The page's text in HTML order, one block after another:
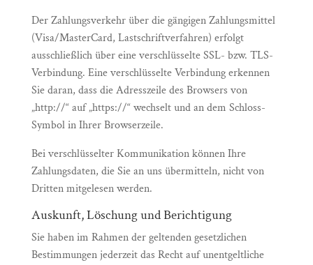
Der Zahlungsverkehr über die gängigen Zahlungsmittel
(Visa/MasterCard, Lastschriftverfahren) erfolgt
ausschließlich über eine verschlüsselte SSL- bzw. TLS-
Verbindung. Eine verschlüsselte Verbindung erkennen
Sie daran, dass die Adresszeile des Browsers von
„http://“ auf „https://“ wechselt und an dem Schloss-
Symbol in Ihrer Browserzeile.
Bei verschlüsselter Kommunikation können Ihre
Zahlungsdaten, die Sie an uns übermitteln, nicht von
Dritten mitgelesen werden.
Auskunft, Löschung und Berichtigung
Sie haben im Rahmen der geltenden gesetzlichen
Bestimmungen jederzeit das Recht auf unentgeltliche